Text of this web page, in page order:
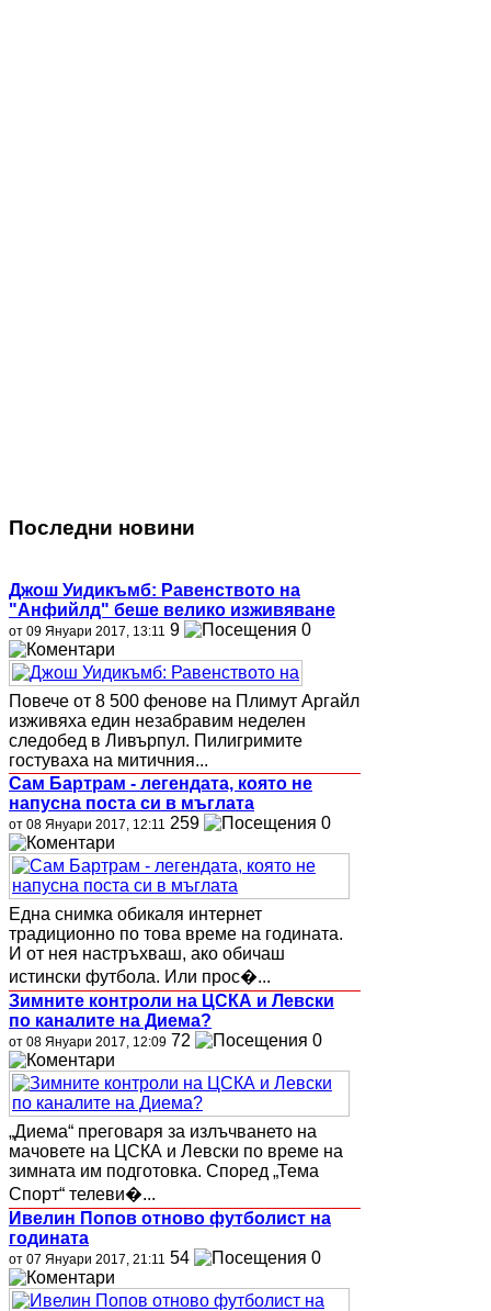
Последни новини
Джош Уидикъмб: Равенството на
"Анфийлд" беше велико изживяване
от 09 Януари 2017, 13:11 9 0
Повече от 8 500 фенове на Плимут Аргайл
изживяха един незабравим неделен
следобед в Ливърпул. Пилигримите
гостуваха на митичния...
Сам Бартрам - легендата, която не
напусна поста си в мъглата
от 08 Януари 2017, 12:11 259 0
Една снимка обикаля интернет
традиционно по това време на годината.
И от нея настръхваш, ако обичаш
истински футбола. Или прос�...
Зимните контроли на ЦСКА и Левски
по каналите на Диема?
от 08 Януари 2017, 12:09 72 0
„Диема“ преговаря за излъчването на
мачовете на ЦСКА и Левски по време на
зимната им подготовка. Според „Тема
Спорт“ телеви�...
Ивелин Попов отново футболист на
годината
от 07 Януари 2017, 21:11 54 0